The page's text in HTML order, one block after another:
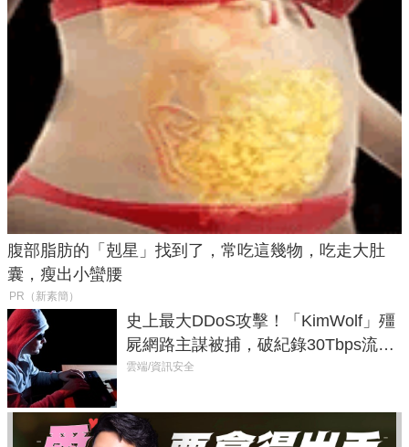
腹部脂肪的「剋星」找到了，常吃這幾物，吃走大肚
囊，瘦出小蠻腰
PR（新素簡）
史上最大DDoS攻擊！「KimWolf」殭
屍網路主謀被捕，破紀錄30Tbps流量
癱瘓全球！
雲端/資訊安全